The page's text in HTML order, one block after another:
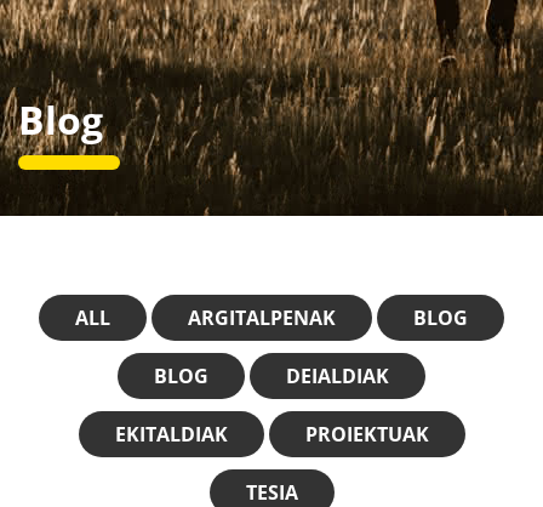
Blog
ALL ARGITALPENAK BLOG
BLOG DEIALDIAK
EKITALDIAK PROIEKTUAK
TESIA